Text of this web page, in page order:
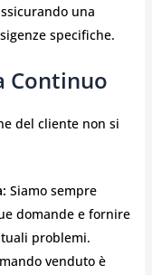
una
specifiche.
Continuo
del cliente non si
Siamo sempre
domande e fornire
problemi.
venduto è